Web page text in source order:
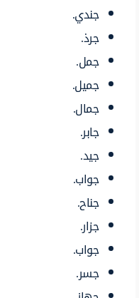
جندي.
جرذ.
جمل.
جميل.
جمال.
جابر.
جيد.
جواب.
جناح.
جزار.
جواب.
جسر.